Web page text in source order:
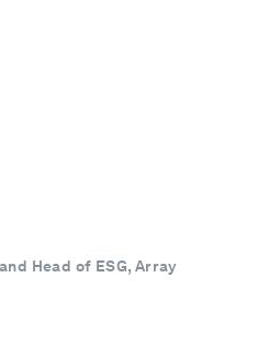
Head of ESG, Array